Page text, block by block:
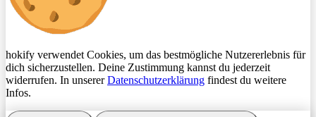
hokify verwendet Cookies, um das bestmögliche Nutzererlebnis für
dich sicherzustellen. Deine Zustimmung kannst du jederzeit
widerrufen. In unsererDatenschutzerklärung findest du weitere
Infos.